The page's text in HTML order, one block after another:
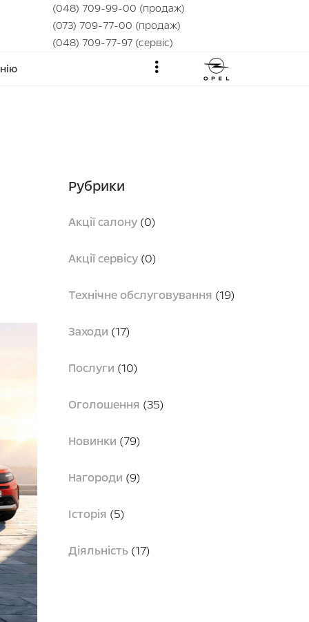
(048) 709-99-00 (продаж)
(073) 709-77-00 (продаж)
(048) 709-77-97 (сервіс)
Рубрики
Акції салону(0)
Акції сервісу(0)
Технічне обслуговування (19)
Заходи (17)
Послуги (10)
Оголошення (35)
Новинки (79)
Нагороди (9)
Історія (5)
Діяльність(17)